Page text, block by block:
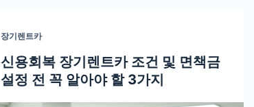
장기렌트카
신용회복 장기렌트카 조건 및 면책금
설정 전 꼭 알아야 할 3가지